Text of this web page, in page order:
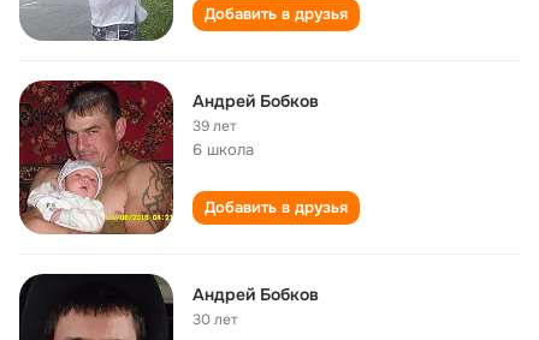
Добавить в друзья
Андрей Бобков
39 лет
6 школа
Добавить в друзья
Андрей Бобков
30 лет